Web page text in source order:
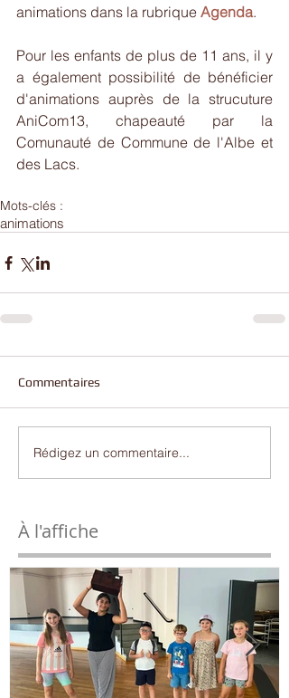
animations dans la rubrique Agenda.
Pour les enfants de plus de 11 ans, il y
a également possibilité de bénéficier
d'animations auprès de la strucuture
AniCom13, chapeauté par la
Comunauté de Commune de l'Albe et
des Lacs.
Mots-clés :
animations
Commentaires
Rédigez un commentaire...
À l'affiche